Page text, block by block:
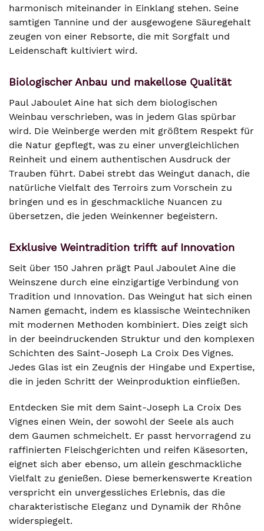
harmonisch miteinander in Einklang stehen. Seine
samtigen Tannine und der ausgewogene Säuregehalt
zeugen von einer Rebsorte, die mit Sorgfalt und
Leidenschaft kultiviert wird.
Biologischer Anbau und makellose Qualität
Paul Jaboulet Aine hat sich dem biologischen
Weinbau verschrieben, was in jedem Glas spürbar
wird. Die Weinberge werden mit größtem Respekt für
die Natur gepflegt, was zu einer unvergleichlichen
Reinheit und einem authentischen Ausdruck der
Trauben führt. Dabei strebt das Weingut danach, die
natürliche Vielfalt des Terroirs zum Vorschein zu
bringen und es in geschmackliche Nuancen zu
übersetzen, die jeden Weinkenner begeistern.
Exklusive Weintradition trifft auf Innovation
Seit über 150 Jahren prägt Paul Jaboulet Aine die
Weinszene durch eine einzigartige Verbindung von
Tradition und Innovation. Das Weingut hat sich einen
Namen gemacht, indem es klassische Weintechniken
mit modernen Methoden kombiniert. Dies zeigt sich
in der beeindruckenden Struktur und den komplexen
Schichten des Saint-Joseph La Croix Des Vignes.
Jedes Glas ist ein Zeugnis der Hingabe und Expertise,
die in jeden Schritt der Weinproduktion einfließen.
Entdecken Sie mit dem Saint-Joseph La Croix Des
Vignes einen Wein, der sowohl der Seele als auch
dem Gaumen schmeichelt. Er passt hervorragend zu
raffinierten Fleischgerichten und reifen Käsesorten,
eignet sich aber ebenso, um allein geschmackliche
Vielfalt zu genießen. Diese bemerkenswerte Kreation
verspricht ein unvergessliches Erlebnis, das die
charakteristische Eleganz und Dynamik der Rhône
widerspiegelt.